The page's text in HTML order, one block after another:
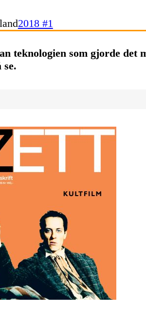
2018 #1
teknologien som gjorde det
se.